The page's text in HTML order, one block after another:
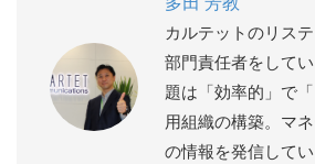
カルテットのリス
部門責任者をして
題は「効率的」で
用組織の構築。マ
の情報を発信して